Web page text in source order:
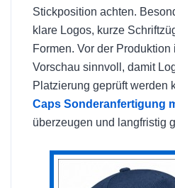
Stickposition achten.
klare Logos, kurze
Formen. Vor der
Vorschau sinnvoll, damit
Platzierung geprüft werden
Caps Sonderanfertigung
überzeugen und langfristig